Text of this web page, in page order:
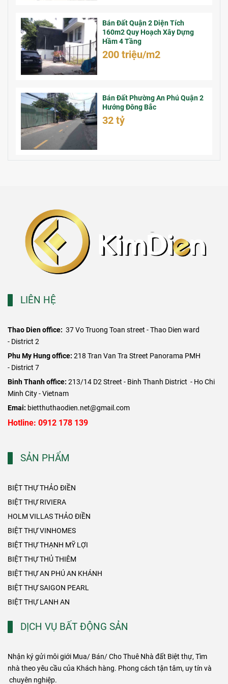
Bán Đất Quận 2 Diện Tích
160m2 Quy Hoạch Xây Dựng
Hầm 4 Tầng
200 triệu/m2
Bán Đất Phường An Phú Quận 2
Hướng Đông Bắc
32 tỷ
LIÊN HỆ
Thao Dien office: 37 Vo Truong Toan street - Thao Dien ward
- District 2
​Phu My Hung office: 218 Tran Van Tra Street Panorama PMH
- District 7
Binh Thanh office: 213/14 D2 Street - Binh Thanh District - Ho Chi
Minh City - Vietnam
Emai: bietthuthaodien.net@gmail.com
Hotline: 0912 178 139
SẢN PHẨM
BIỆT THỰ THẢO ĐIỀN
BIỆT THỰ RIVIERA
HOLM VILLAS THẢO ĐIỀN
BIỆT THỰ VINHOMES
BIỆT THỰ THẠNH MỸ LỢI
BIỆT THỰ THỦ THIÊM
BIỆT THỰ AN PHÚ AN KHÁNH
BIỆT THỰ SAIGON PEARL
BIỆT THỰ LANH AN
DỊCH VỤ BẤT ĐỘNG SẢN
Nhận ký gửi môi giới Mua/ Bán/ Cho Thuê Nhà đất Biệt thự, Tìm
nhà theo yêu cầu của Khách hàng. Phong cách tận tâm, uy tín và
chuyên nghiệp.